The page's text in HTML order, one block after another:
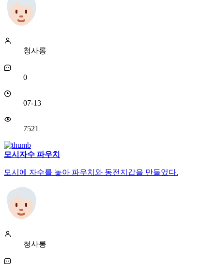
청사롱
0
07-13
7521
모시자수 파우치
모시에 자수를 놓아 파우치와 동전지갑을 만들었다.
청사롱